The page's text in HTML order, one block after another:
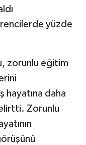
yüzde
zorunlu eğitim
hayatına daha
Zorunlu